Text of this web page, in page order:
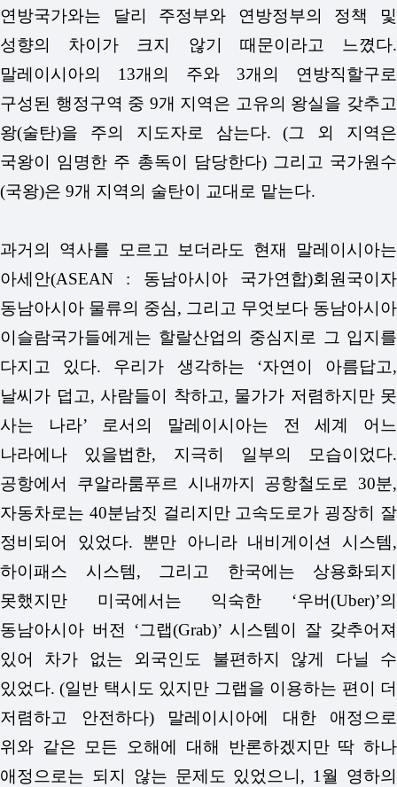
연방국가와는 달리 주정부와 연방정부의 정책 및
성향의 차이가 크지 않기 때문이라고 느꼈다.
말레이시아의 13개의 주와 3개의 연방직할구로
구성된 행정구역 중 9개 지역은 고유의 왕실을 갖추고
왕(술탄)을 주의 지도자로 삼는다. (그 외 지역은
국왕이 임명한 주 총독이 담당한다) 그리고 국가원수
(국왕)은 9개 지역의 술탄이 교대로 맡는다.
과거의 역사를 모르고 보더라도 현재 말레이시아는
아세안(ASEAN : 동남아시아 국가연합)회원국이자
동남아시아 물류의 중심, 그리고 무엇보다 동남아시아
이슬람국가들에게는 할랄산업의 중심지로 그 입지를
다지고 있다. 우리가 생각하는 ‘자연이 아름답고,
날씨가 덥고, 사람들이 착하고, 물가가 저렴하지만 못
사는 나라’ 로서의 말레이시아는 전 세계 어느
나라에나 있을법한, 지극히 일부의 모습이었다.
공항에서 쿠알라룸푸르 시내까지 공항철도로 30분,
자동차로는 40분남짓 걸리지만 고속도로가 굉장히 잘
정비되어 있었다. 뿐만 아니라 내비게이션 시스템,
하이패스 시스템, 그리고 한국에는 상용화되지
못했지만 미국에서는 익숙한 ‘우버(Uber)’의
동남아시아 버전 ‘그랩(Grab)’ 시스템이 잘 갖추어져
있어 차가 없는 외국인도 불편하지 않게 다닐 수
있었다. (일반 택시도 있지만 그랩을 이용하는 편이 더
저렴하고 안전하다) 말레이시아에 대한 애정으로
위와 같은 모든 오해에 대해 반론하겠지만 딱 하나
애정으로는 되지 않는 문제도 있었으니, 1월 영하의